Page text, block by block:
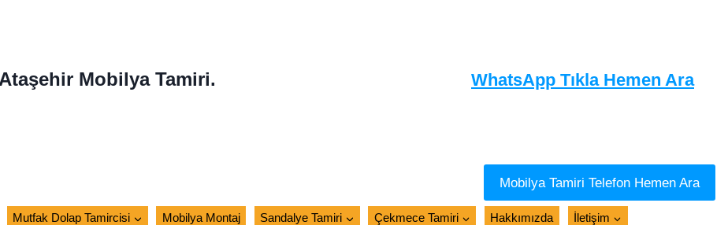
Mobilya Tamiri. WhatsApp Tıkla Hemen Ara
Mobilya Tamiri Telefon Hemen Ara
Mutfak Dolap Tamircisi Mobilya Montaj Sandalye Tamiri Çekmece Tamiri Hakkımızda İletişim